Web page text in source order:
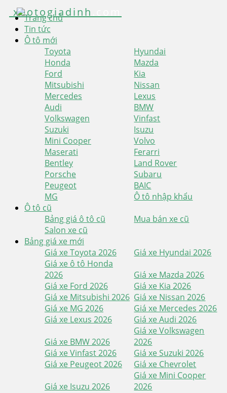
Trang chủ
Tin tức
Ô tô mới
Toyota
Hyundai
Honda
Mazda
Ford
Kia
Mitsubishi
Nissan
Mercedes
Lexus
Audi
BMW
Volkswagen
Vinfast
Suzuki
Isuzu
Mini Cooper
Volvo
Maserati
Ferarri
Bentley
Land Rover
Porsche
Subaru
Peugeot
BAIC
MG
Ô tô nhập khẩu
Ô tô cũ
Bảng giá ô tô cũ
Mua bán xe cũ
Salon xe cũ
Bảng giá xe mới
Giá xe Toyota 2026
Giá xe Hyundai 2026
Giá xe ô tô Honda
2026
Giá xe Mazda 2026
Giá xe Ford 2026
Giá xe Kia 2026
Giá xe Mitsubishi 2026 Giá xe Nissan 2026
Giá xe MG 2026
Giá xe Mercedes 2026
Giá xe Lexus 2026
Giá xe Audi 2026
Giá xe BMW 2026
Giá xe Volkswagen
2026
Giá xe Vinfast 2026
Giá xe Suzuki 2026
Giá xe Peugeot 2026
Giá xe Chevrolet
Giá xe Isuzu 2026
Giá xe Mini Cooper
2026
xeotogiadinh